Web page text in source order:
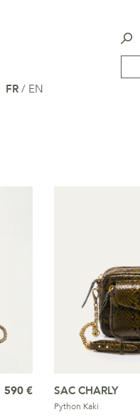
FR / EN
590 € SAC CHARLY
Python Kaki